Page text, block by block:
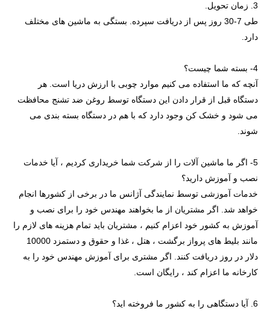
3. زمان تحویل.
طی 7-30 روز پس از دریافت سپرده. بستگی به ماشین های مختلف
دارد.
4- بسته شما چیست؟
آنچه که ما استفاده می کنیم موارد چوبی با ارزش دریا است. هر
دستگاه قبل از قرار دادن این دستگاه توسط روغن ضد تشنج محافظت
می شود و خشک کن وجود دارد که با هم در دستگاه بسته بندی می
شوند.
5- اگر ما ماشین آلات را از شرکت شما خریداری کردیم ، آیا خدمات
نصب و آموزش دارید؟
خدمات آموزشی توسط نمایندگی آژانس ما در برخی از کشورها انجام
خواهد شد. اگر مشتریان از ما بخواهند مهندس خود را برای نصب و
آموزش به کشور خود اعزام کنیم ، مشتریان باید تمام هزینه های لازم را
مانند بلیط های پرواز برگشت ، هتل ، غذا و حقوق و دستمزد 10000
دلار در روز دریافت کنند. اگر مشتری برای آموزش مهندس خود را به
کارخانه ما اعزام کند ، رایگان است.
6. آیا دستگاهی را به کشور ما فروخته اید؟